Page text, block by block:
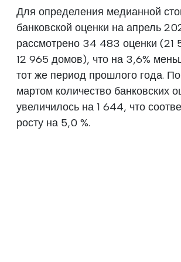
Для определения медианной
банковской оценки на апрель
рассмотрено 34 483 оценки (21
12 965 домов), что на 3,6%
тот же период прошлого года.
мартом количество банковских
увеличилось на 1 644, что
росту на 5,0 %.